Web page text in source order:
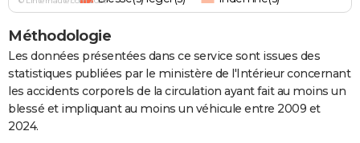
Méthodologie
Les données présentées dans ce service sont issues des
statistiques publiées par le ministère de l'Intérieur concernant
les accidents corporels de la circulation ayant fait au moins un
blessé et impliquant au moins un véhicule entre 2009 et
2024.